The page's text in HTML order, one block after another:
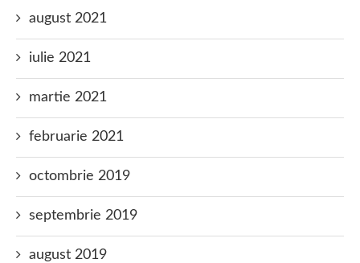
august 2021
iulie 2021
martie 2021
februarie 2021
octombrie 2019
septembrie 2019
august 2019